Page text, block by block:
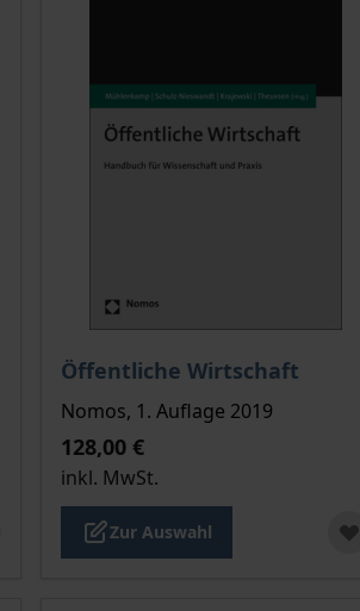
der gewählten Produktoption auf
Öffentliche Wirtschaft
Der Preis dieses Titels richtet
Nomos, 1. Auflage 2019
128,00 €
inkl. MwSt.
Zur Auswahl